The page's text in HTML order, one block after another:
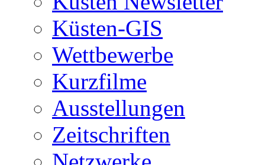
Küsten-GIS
Wettbewerbe
Kurzfilme
Ausstellungen
Zeitschriften